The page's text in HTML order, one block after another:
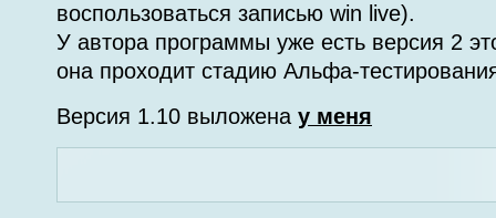
воспользоваться записью win live).
У автора программы уже есть версия 2
она проходит стадию Альфа-
Версия 1.10 выложена у меня